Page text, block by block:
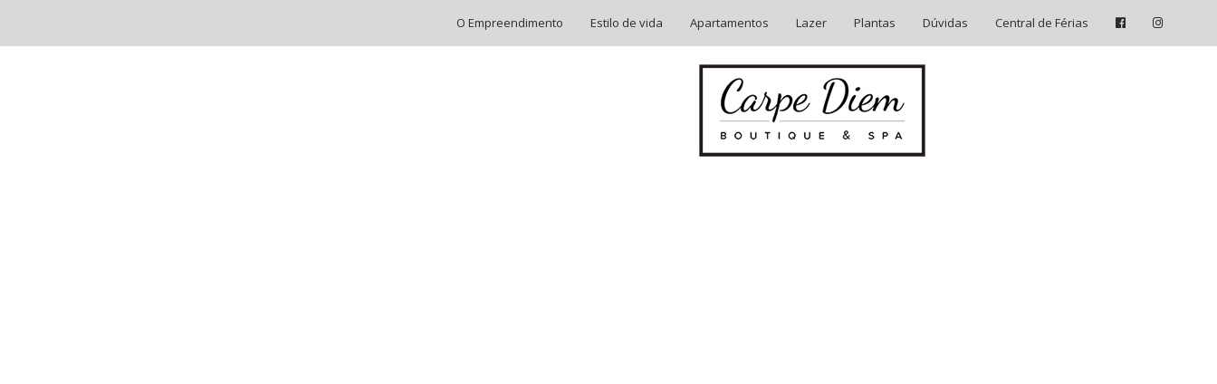
O Empreendimento Estilo de vida Apartamentos Lazer Plantas Dúvidas Central de Férias